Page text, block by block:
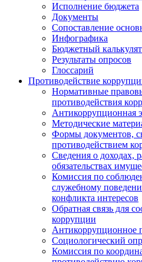
Исполнение бюджета
Документы
Сопоставление
Инфографика
Бюджетный
Результаты опросов
Глоссарий
Противодействие
Нормативные
противодействия
Антикоррупционная
Методические
Формы документов,
противодействием
Сведения о доходах,
обязательствах
Комиссия по
служебному
конфликта интересов
Обратная связь для
коррупции
Антикоррупционное
Социологический
Комиссия по